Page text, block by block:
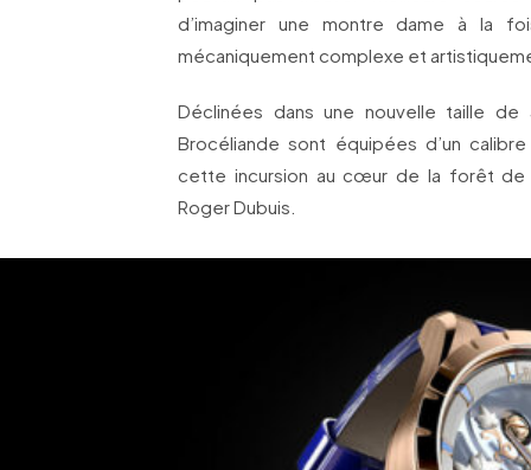
d’imaginer une montre dame à la
mécaniquement complexe et
Déclinées dans une nouvelle taille de
Brocéliande sont équipées d’un
cette incursion au cœur de la forêt de
Roger Dubuis.